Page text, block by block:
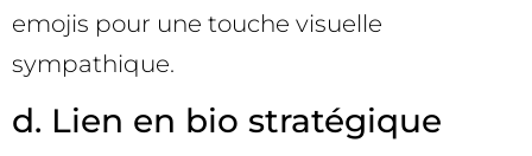
emojis pour une touche visuelle
sympathique.
d. Lien en bio stratégique